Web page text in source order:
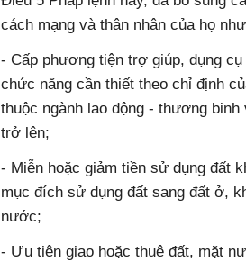
cách mạng và thân nhân của họ
- Cấp phương tiện trợ giúp, dụng
chức năng cần thiết theo chỉ định
thuộc ngành lao động - thương
trở lên;
- Miễn hoặc giảm tiền sử dụng đất
mục đích sử dụng đất sang đất ở,
nước;
- Ưu tiên giao hoặc thuê đất, mặt